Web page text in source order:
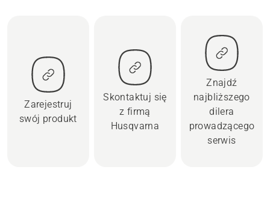
Zarejestruj
swój produkt
Skontaktuj się
z firmą
Husqvarna
Znajdź
najbliższego
dilera
prowadzącego
serwis